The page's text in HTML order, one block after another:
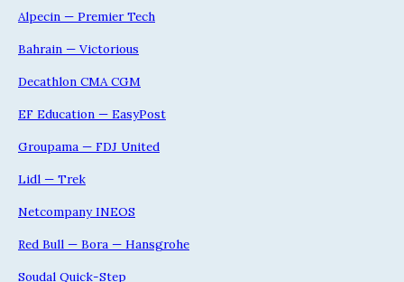
Alpecin — Premier Tech
Bahrain — Victorious
Decathlon CMA CGM
EF Education — EasyPost
Groupama — FDJ United
Lidl — Trek
Netcompany INEOS
Red Bull — Bora — Hansgrohe
Soudal Quick-Step